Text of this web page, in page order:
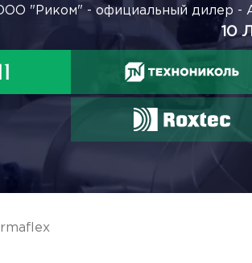
"Риком" - официальный дилер -
10